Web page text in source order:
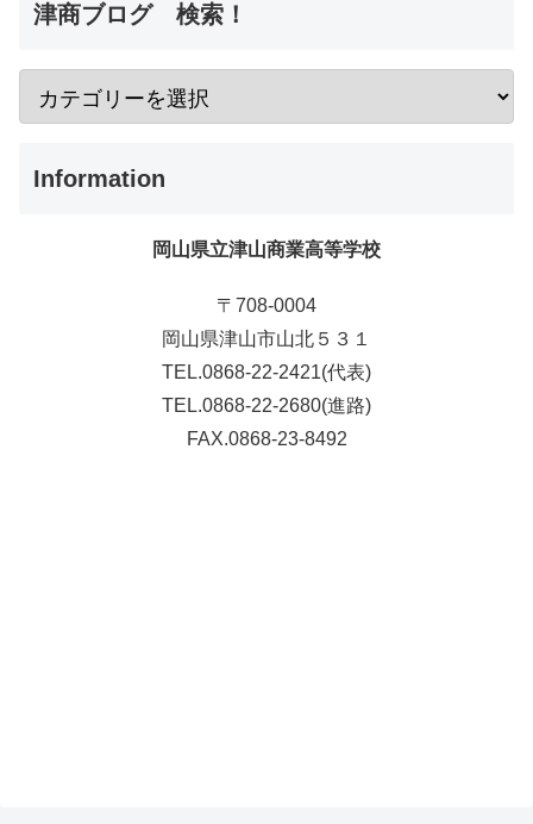
津商ブログ 検索！
Information
岡山県立津山商業高等学校
〒708-0004
岡山県津山市山北５３１
TEL.0868-22-2421(代表)
TEL.0868-22-2680(進路)
FAX.0868-23-8492